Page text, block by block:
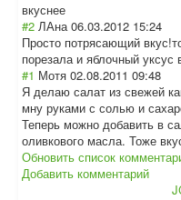
вкуснее
#2 ЛАна 06.03.2012 15:24
Просто потрясающий
порезала и яблочный уксус
#1 Мотя 02.08.2011 09:48
Я делаю салат из свежей
мну руками с солью и
Теперь можно добавить в
оливкового масла. Тоже
Обновить список
Добавить комментарий